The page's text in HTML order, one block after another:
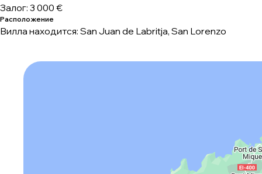
Залог: 3 000 €
Расположение
Вилла находится: San Juan de Labritja, San Lorenzo